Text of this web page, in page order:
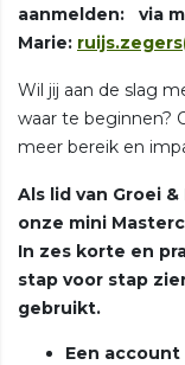
aanmelden: via
Marie:
Wil jij aan de slag
waar te beginnen?
meer bereik en
Als lid van Groei
onze mini
In zes korte en
stap voor stap
gebruikt.
Een